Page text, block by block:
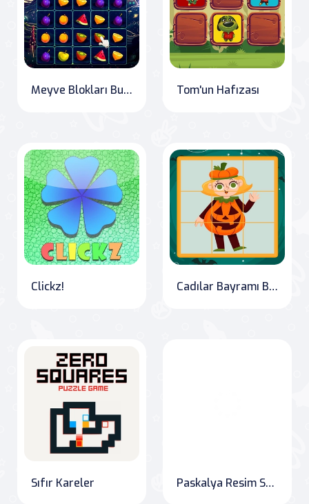
Meyve Blokları Bulmacaları Tom'un Hafızası
Clickz! Cadılar Bayramı Bulmacaları
Sıfır Kareler Paskalya Resim Sürgüsü